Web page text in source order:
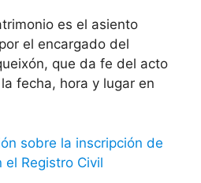
es el asiento
el encargado del
que da fe del acto
fecha, hora y lugar en
sobre la inscripción de
el Registro Civil